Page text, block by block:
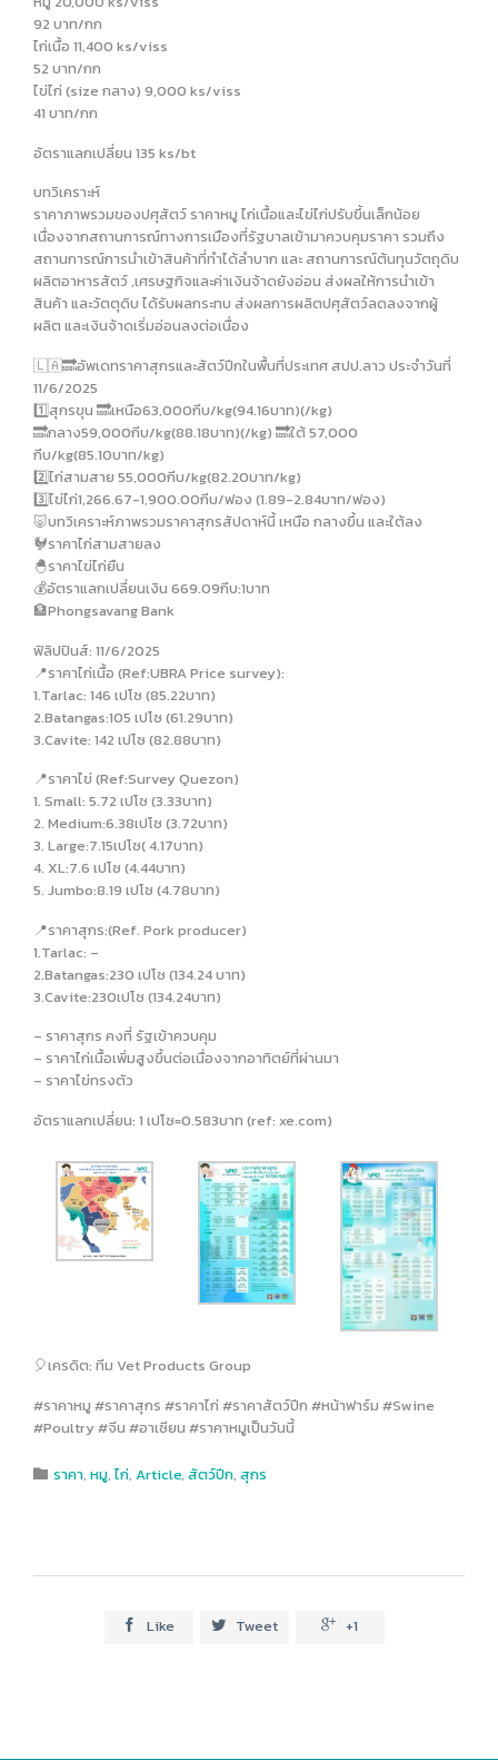
92 บาท/กก
ไก่เนื้อ 11,400 ks/viss
52 บาท/กก
ไข่ไก่ (size กลาง) 9,000 ks/viss
41 บาท/กก
อัตราแลกเปลี่ยน 135 ks/bt
บทวิเคราะห์
ราคาภาพรวมของปศุสัตว์ ราคาหมู ไก่เนื้อและไข่ไก่ปรับขึ้นเล็กน้อย
เนื่องจากสถานการณ์ทางการเมืองที่รัฐบาลเข้ามาควบคุมราคา รวมถึง
สถานการณ์การนำเข้าสินค้าที่ทำได้ลำบาก และ สถานการณ์ต้นทุนวัตถุดิบ
ผลิตอาหารสัตว์ ,เศรษฐกิจและค่าเงินจ้าดยังอ่อน ส่งผลให้การนำเข้า
สินค้า และวัตตุดิบ ได้รับผลกระทบ ส่งผลการผลิตปศุสัตว์ลดลงจากผู้
ผลิต และเงินจ้าดเริ่มอ่อนลงต่อเนื่อง
🇱🇦🔜อัพเดทราคาสุกรและสัตว์ปีกในพื้นที่ประเทศ สปป.ลาว ประจำวันที่
11/6/2025
1️⃣สุกรขุน 🔜เหนือ63,000กีบ/kg(94.16บาท)(/kg)
🔜กลาง59,000กีบ/kg(88.18บาท)(/kg) 🔜ใต้ 57,000
กีบ/kg(85.10บาท/kg)
2️⃣ไก่สามสาย 55,000กีบ/kg(82.20บาท/kg)
3️⃣ไข่ไก่1,266.67-1,900.00กีบ/ฟอง (1.89-2.84บาท/ฟอง)
🐷บทวิเคราะห์ภาพรวมราคาสุกรสัปดาห์นี้ เหนือ กลางขึ้น และใต้ลง
🐓ราคาไก่สามสายลง
🐣ราคาไข่ไก่ยืน
💰อัตราแลกเปลี่ยนเงิน 669.09กีบ:1บาท
🏦Phongsavang Bank
ฟิลิปปินส์: 11/6/2025
📍ราคาไก่เนื้อ (Ref:UBRA Price survey):
1.Tarlac: 146 เปโซ (85.22บาท)
2.Batangas:105 เปโซ (61.29บาท)
3.Cavite: 142 เปโซ (82.88บาท)
📍ราคาไข่ (Ref:Survey Quezon)
1. Small: 5.72 เปโซ (3.33บาท)
2. Medium:6.38เปโซ (3.72บาท)
3. Large:7.15เปโซ( 4.17บาท)
4. XL:7.6 เปโซ (4.44บาท)
5. Jumbo:8.19 เปโซ (4.78บาท)
📍ราคาสุกร:(Ref. Pork producer)
1.Tarlac: –
2.Batangas:230 เปโซ (134.24 บาท)
3.Cavite:230เปโซ (134.24บาท)
– ราคาสุกร คงที่ รัฐเข้าควบคุม
– ราคาไก่เนื้อเพิ่มสูงขึ้นต่อเนื่องจากอาทิตย์ที่ผ่านมา
– ราคาไข่ทรงตัว
อัตราแลกเปลี่ยน: 1 เปโซ=0.583บาท (ref: xe.com)
🎈เครดิต: ทีม Vet Products Group
#ราคาหมู #ราคาสุกร #ราคาไก่ #ราคาสัตว์ปีก #หน้าฟาร์ม #Swine
#Poultry #จีน #อาเซียน #ราคาหมูเป็นวันนี้
 Category
ราคา, หมู, ไก่, Article, สัตว์ปีก, สุกร
 Like  Tweet  +1